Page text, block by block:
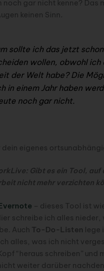
noch gar nicht kenne? Das
keinen Sinn.
sollte ich das jetzt schon
wollen, obwohl ich
der Welt habe? Die
in einem Jahr haben
noch gar nicht.
eigenes
Gibt es ein Tool, auf
nicht mehr verzichten
– dieses Tool ist
schreibe ich alles nieder,
Auch To-Do-Listen lege
alles, was ich nicht
“heraus schreiben” und
weiter darüber